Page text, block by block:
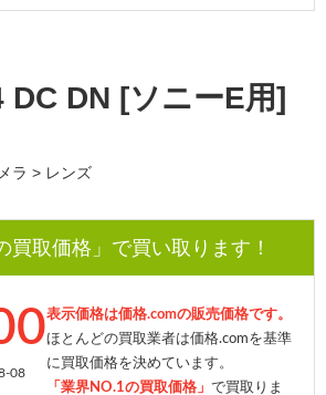
DC DN [ソニーE用]
ラ > レンズ
買取価格」で買い取ります！
08
表示価格は価格.comの販売価格です。
ほとんどの買取業者は価格.comを基準
に買取価格を決めています。
「業界NO.1の買取価格」 で買取りま